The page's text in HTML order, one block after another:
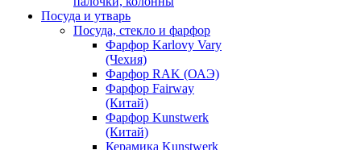
Посуда и утварь
Посуда, стекло и фарфор
Фарфор Karlovy Vary
(Чехия)
Фарфор RAK (ОАЭ)
Фарфор Fairway
(Китай)
Фарфор Kunstwerk
(Китай)
Керамика Kunstwerk